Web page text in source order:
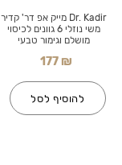
Dr. Kadir מייק אפ דר' קדיר
משי נוזלי 6 גוונים לכיסוי
מושלם וגימור טבעי
177 ₪
להוסיף לסל